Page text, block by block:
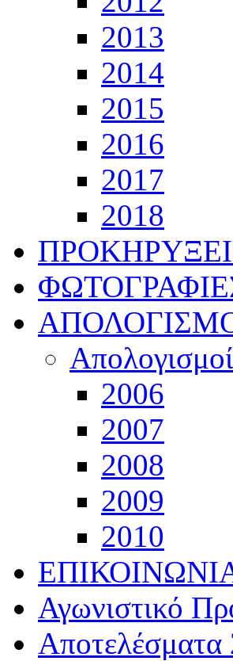
2013
2014
2015
2016
2017
2018
Απολογισμοί
2006
2007
2008
2009
2010
Αγωνιστικό
Αποτελέσματα